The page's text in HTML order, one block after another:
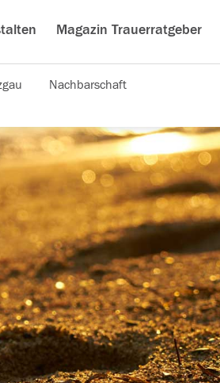
Magazin Trauerratgeber
Nachbarschaft